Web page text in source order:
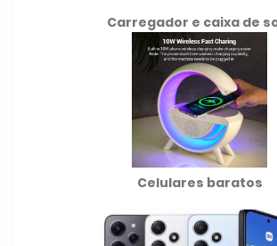
Carregador e caixa de
Celulares baratos